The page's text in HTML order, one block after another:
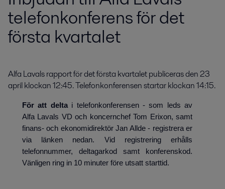
telefonkonferens för det
första kvartalet
Alfa Lavals rapport för det första kvartalet publiceras den 23
april klockan 12:45. Telefonkonferensen startar klockan 14:15.
För att deltai telefonkonferensen - som leds av
Alfa Lavals VD och koncernchef Tom Erixon, samt
finans- och ekonomidirektör Jan Allde - registrera er
via länken nedan. Vid registrering erhålls
telefonnummer, deltagarkod samt konferenskod.
Vänligen ring in 10 minuter före utsatt starttid.